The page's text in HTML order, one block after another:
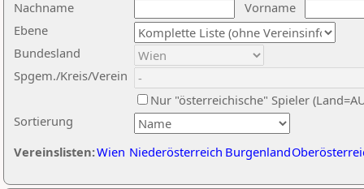
Nachname
Vorname
Ebene
Sortierung
Bundesland
Spgem./Kreis/Verein
Nur "österreichische" Spieler
Vereinslisten:Wien Niederösterreich Burgenland